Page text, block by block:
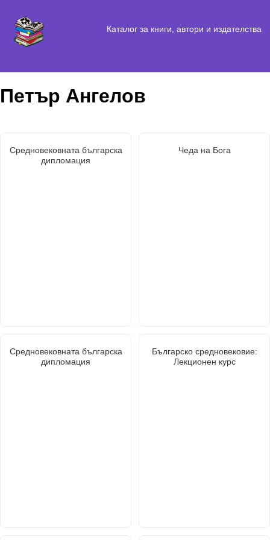
Каталог за книги, автори и издателства
Петър Ангелов
Средновековната българска
дипломация
Чеда на Бога
Средновековната българска
дипломация
Българско средновековие:
Лекционен курс